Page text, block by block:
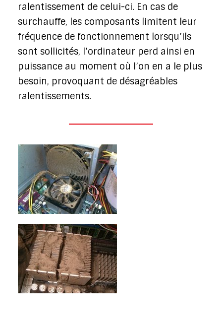
ralentissement de celui-ci. En cas de
surchauffe, les composants limitent leur
fréquence de fonctionnement lorsqu’ils
sont sollicités, l’ordinateur perd ainsi en
puissance au moment où l’on en a le plus
besoin, provoquant de désagréables
ralentissements.